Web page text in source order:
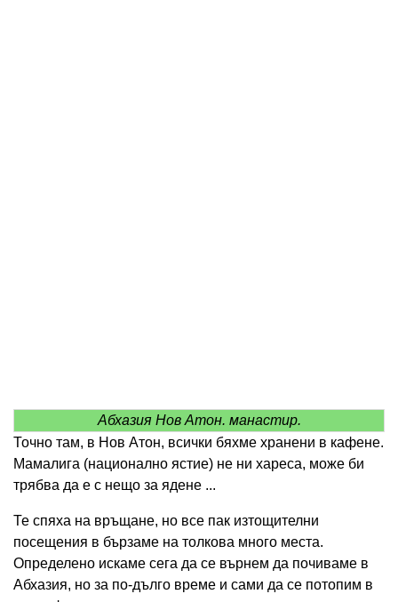
Абхазия Нов Атон. манастир.
Точно там, в Нов Атон, всички бяхме хранени в кафене.
Мамалига (национално ястие) не ни хареса, може би
трябва да е с нещо за ядене ...
Те спяха на връщане, но все пак изтощителни
посещения в бързаме на толкова много места.
Определено искаме сега да се върнем да почиваме в
Абхазия, но за по-дълго време и сами да се потопим в